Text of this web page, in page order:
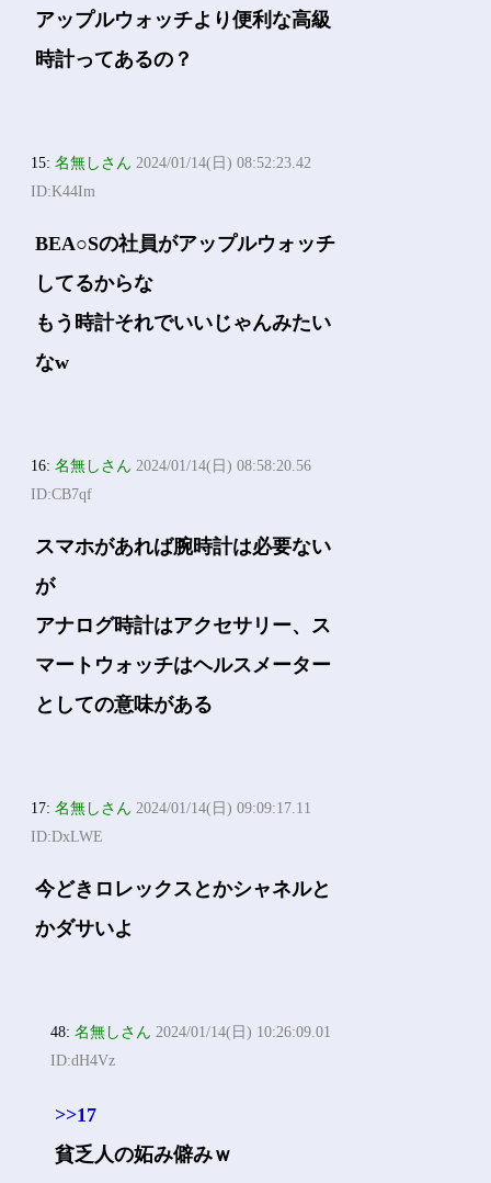
アップルウォッチより便利な高級
時計ってあるの？
15:名無しさん 2024/01/14(日) 08:52:23.42
ID:K44Im
BEA○Sの社員がアップルウォッチ
してるからな
もう時計それでいいじゃんみたい
なw
16:名無しさん 2024/01/14(日) 08:58:20.56
ID:CB7qf
スマホがあれば腕時計は必要ない
が
アナログ時計はアクセサリー、ス
マートウォッチはヘルスメーター
としての意味がある
17:名無しさん 2024/01/14(日) 09:09:17.11
ID:DxLWE
今どきロレックスとかシャネルと
かダサいよ
48:名無しさん 2024/01/14(日) 10:26:09.01
ID:dH4Vz
>>17
貧乏人の妬み僻みｗ